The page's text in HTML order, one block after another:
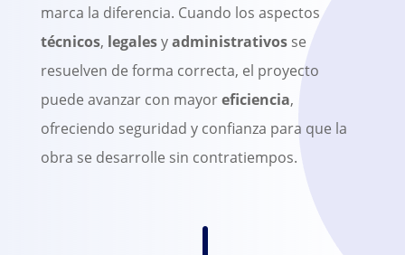
marca la diferencia. Cuando los aspectos
técnicos, legalesyadministrativosse
resuelven de forma correcta, el proyecto
puede avanzar con mayoreficiencia,
ofreciendo seguridad y confianza para que la
obra se desarrolle sin contratiempos.